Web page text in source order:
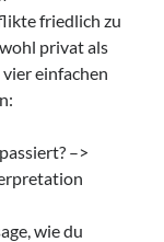
friedlich zu
privat als
einfachen
–>
wie du